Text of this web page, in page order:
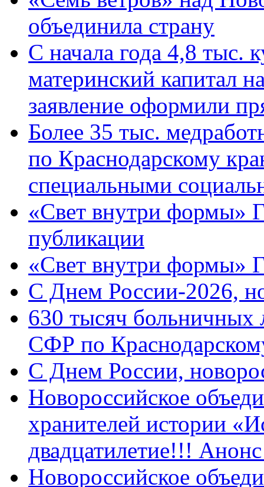
объединила страну
С начала года 4,8 тыс.
материнский капитал
заявление оформили
Более 35 тыс.
по Краснодарскому
специальными
«Свет внутри формы»
публикации
«Свет внутри формы»
C Днем России-2026,
630 тысяч больничных
СФР по
C Днем России,
Новороссийское
хранителей истории
двадцатилетие!!!
Новороссийское